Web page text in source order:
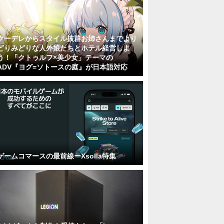
ーデレからスタイル抜群お姉さんまでより
りみどりな人外娘たちとホテル経営しよ
！「クトゥルフ×美少女」テーマの
『ヨグ=ソトースの庭』が日本語対応
ームコマースの最前線ーXsolla特集